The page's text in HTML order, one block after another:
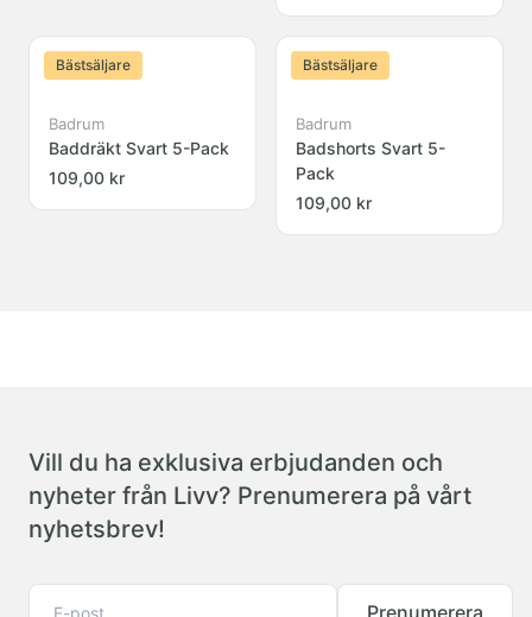
Bästsäljare
Badrum
Baddräkt Svart 5-Pack
109,00 kr
Bästsäljare
Badrum
Badshorts Svart 5-
Pack
109,00 kr
Vill du ha exklusiva erbjudanden och
nyheter från Livv? Prenumerera på vårt
nyhetsbrev!
Prenumerera